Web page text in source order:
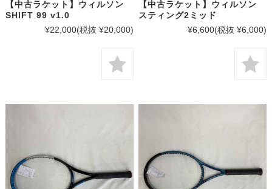
【中古ラケット】ウィルソン
SHIFT 99 v1.0
¥22,000(税抜 ¥20,000)
【中古ラケット】ウィルソン
スティング2ミッド
¥6,600(税抜 ¥6,000)